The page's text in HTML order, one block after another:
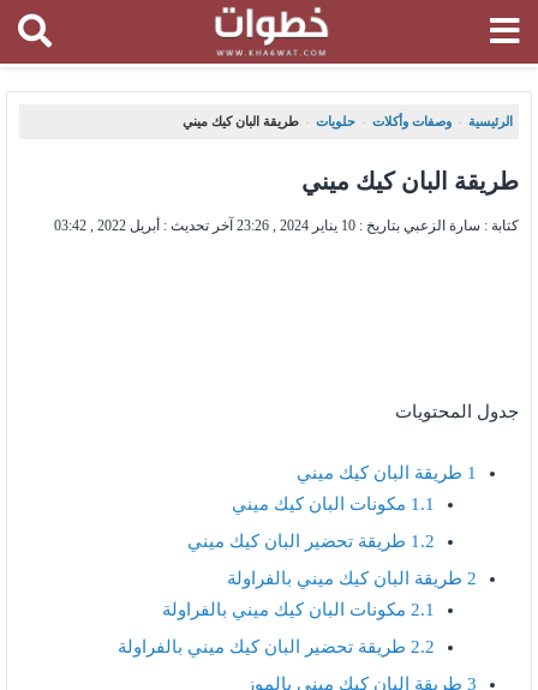
الرئيسية ، وصفات وأكلات ، حلويات ، طريقة البان كيك ميني
طريقة البان كيك ميني
كتابة : سارة الزعبي بتاريخ : 10 يناير 2024 , 23:26 آخر تحديث : أبريل 2022 , 03:42
جدول المحتويات
1 طريقة البان كيك ميني
1.1 مكونات البان كيك ميني
1.2 طريقة تحضير البان كيك ميني
2 طريقة البان كيك ميني بالفراولة
2.1 مكونات البان كيك ميني بالفراولة
2.2 طريقة تحضير البان كيك ميني بالفراولة
3 طريقة البان كيك ميني بالموز